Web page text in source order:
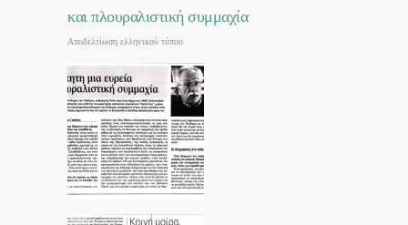
και πλουραλιστική συμμαχία
Αποδελτίωση ελληνικού τύπου